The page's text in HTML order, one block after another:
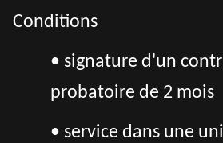
Conditions
• signature d'un
probatoire de 2 mois
• service dans une